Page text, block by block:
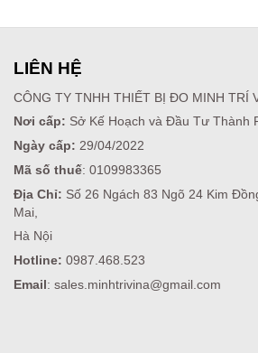
LIÊN HỆ
CÔNG TY TNHH THIẾT BỊ ĐO MINH TRÍ
Nơi cấp: Sở Kế Hoạch và Đầu Tư Thành
Ngày cấp: 29/04/2022
Mã số thuế: 0109983365
Địa Chỉ: Số 26 Ngách 83 Ngõ 24 Kim
Mai,
Hà Nội
Hotline: 0987.468.523
Email : sales.minhtrivina@gmail.com